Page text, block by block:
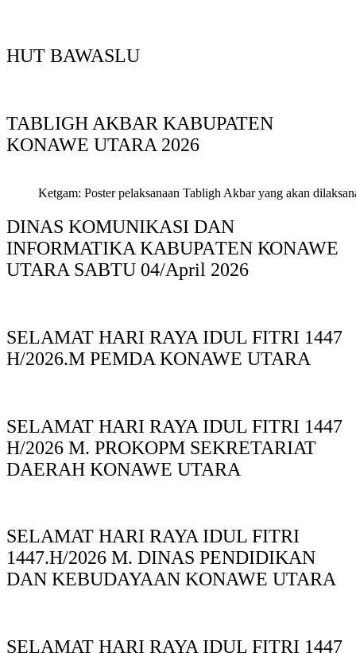
HUT BAWASLU
TABLIGH AKBAR KABUPATEN
KONAWE UTARA 2026
Ketgam: Poster pelaksanaan Tabligh Akbar yang akan
DINAS KOMUNIKASI DAN
INFORMATIKA KABUPAΤΕΝ ΚΟNAWE
UTARA SABTU 04/April 2026
SELAMAT HARI RAYA IDUL FITRI 1447
H/2026.M PEMDA KONAWE UTARA
SELAMAT HARI RAYA IDUL FITRI 1447
H/2026 M. PROKOPM SEKRETARIAT
DAERAH KONAWE UTARA
SELAMAT HARI RAYA IDUL FITRI
1447.H/2026 M. DINAS PENDIDIKAN
DAN KEBUDAYAAN KONAWE UTARA
SELAMAT HARI RAYA IDUL FITRI 1447